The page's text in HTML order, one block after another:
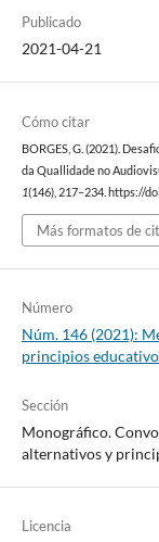
Publicado
2021-04-21
Cómo citar
BORGES, G. (2021).
da Quallidade no
1(146), 217–234. https://
Más formatos de
Número
Núm. 146 (2021):
principios
Sección
Monográfico.
alternativos y
Licencia